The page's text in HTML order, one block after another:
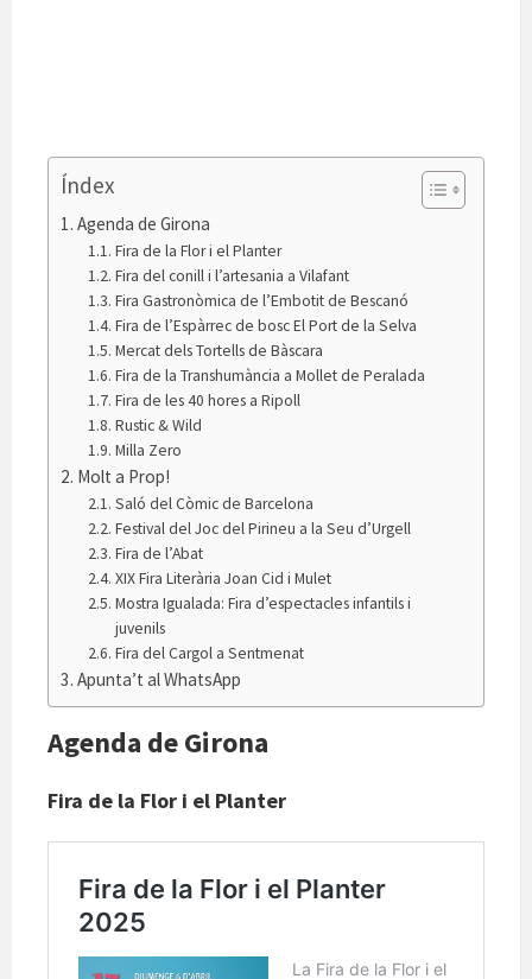
Índex
Agenda de Girona
Fira de la Flor i el Planter
Fira del conill i l’artesania a Vilafant
Fira Gastronòmica de l’Embotit de Bescanó
Fira de l’Espàrrec de bosc El Port de la Selva
Mercat dels Tortells de Bàscara
Fira de la Transhumància a Mollet de Peralada
Fira de les 40 hores a Ripoll
Rustic & Wild
Milla Zero
Molt a Prop!
Saló del Còmic de Barcelona
Festival del Joc del Pirineu a la Seu d’Urgell
Fira de l’Abat
XIX Fira Literària Joan Cid i Mulet
Mostra Igualada: Fira d’espectacles infantils i
juvenils
Fira del Cargol a Sentmenat
Apunta’t al WhatsApp
Agenda de Girona
Fira de la Flor i el Planter